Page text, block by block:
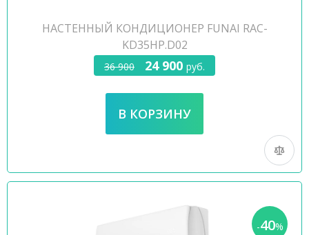
НАСТЕННЫЙ КОНДИЦИОНЕР FUNAI RAC-
KD35HP.D02
36 900 24 900 руб.
-40%